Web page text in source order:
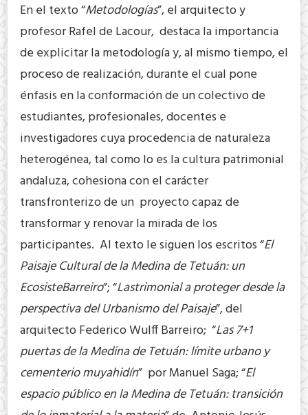
En el texto “Metodologías”, el arquitecto y
profesor Rafel de Lacour, destaca la importancia
de explicitar la metodología y, al mismo tiempo, el
proceso de realización, durante el cual pone
énfasis en la conformación de un colectivo de
estudiantes, profesionales, docentes e
investigadores cuya procedencia de naturaleza
heterogénea, tal como lo es la cultura patrimonial
andaluza, cohesiona con el carácter
transfronterizo de un proyecto capaz de
transformar y renovar la mirada de los
participantes. Al texto le siguen los escritos “El
Paisaje Cultural de la Medina de Tetuán: un
EcosisteBarreiro”; “Lastrimonial a proteger desde la
perspectiva del Urbanismo del Paisaje”, del
arquitecto Federico Wulff Barreiro; “Las 7+1
puertas de la Medina de Tetuán: límite urbano y
cementerio muyahidín” por Manuel Saga; “El
espacio público en la Medina de Tetuán: transición